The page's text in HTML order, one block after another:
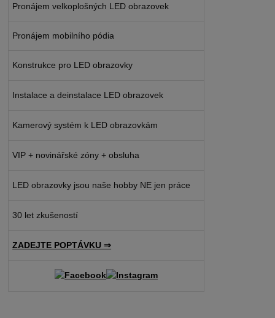
Pronájem velkoplošných LED obrazovek
Pronájem mobilního pódia
Konstrukce pro LED obrazovky
Instalace a deinstalace LED obrazovek
Kamerový systém k LED obrazovkám
VIP + novinářské zóny + obsluha
LED obrazovky jsou naše hobby NE jen práce
30 let zkušeností
ZADEJTE POPTÁVKU ⇒